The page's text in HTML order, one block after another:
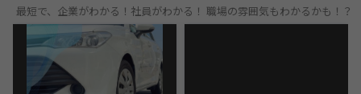
なんと24時間稼働。当社の主力製品の部品
（モノをバラバラにする機械の刃物）を生産しています。
最短で、企業がわかる！社員がわかる！ 職場の雰囲気もわかるかも！？